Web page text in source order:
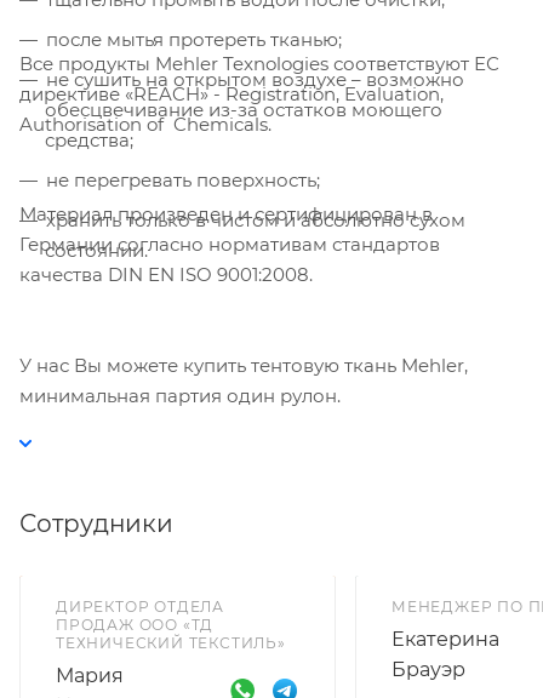
после мытья протереть тканью;
не сушить на открытом воздухе – возможно
обесцвечивание из-за остатков моющего
средства;
не перегревать поверхность;
хранить только в чистом и абсолютно сухом
состоянии.
Все продукты Mehler Texnologies соответствуют ЕС
директиве «REACH» - Registration, Evaluation,
Authorisation of Chemicals.
Материал произведен и сертифицирован в
Германии согласно нормативам стандартов
качества DIN EN ISO 9001:2008.
У нас Вы можете купить тентовую ткань Mehler,
минимальная партия один рулон.
Сотрудники
ДИРЕКТОР ОТДЕЛА
ПРОДАЖ ООО «ТД
ТЕХНИЧЕСКИЙ ТЕКСТИЛЬ»
Мария
МЕНЕДЖЕР ПО
Екатерина
Брауэр